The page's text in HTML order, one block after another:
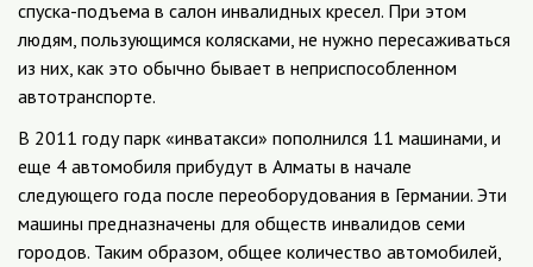
спуска-подъема в салон инвалидных кресел. При этом
людям, пользующимся колясками, не нужно пересаживаться
из них, как это обычно бывает в неприспособленном
автотранспорте.
В 2011 году парк «инватакси» пополнился 11 машинами, и
еще 4 автомобиля прибудут в Алматы в начале
следующего года после переоборудования в Германии. Эти
машины предназначены для обществ инвалидов семи
городов. Таким образом, общее количество автомобилей,